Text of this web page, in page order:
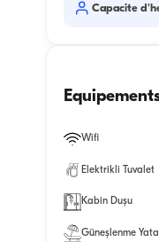
Capacite
Wifi
Elektrikli Tuvalet
Kabin Duşu
Güneşlenme